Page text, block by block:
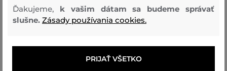
Recenzie
Ďakujeme, k vašim dátam sa budeme správať
slušne. Zásady používania cookies.
PRIJAŤ VŠETKO